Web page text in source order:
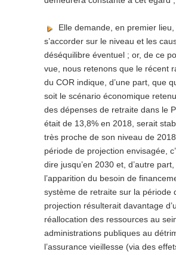
Elle demande, en premier lieu,
s’accorder sur le niveau et les
déséquilibre éventuel ; or, de ce
vue, nous retenons que le récent
du COR indique, d’une part, que
soit le scénario économique
des dépenses de retraite dans le
était de 13,8% en 2018, serait
très proche de son niveau de
période de projection envisagée,
dire jusqu’en 2030 et, d’autre
l’apparition du besoin de
système de retraite sur la période
projection résulterait davantage
réallocation des ressources au
administrations publiques au
l’assurance vieillesse (via des